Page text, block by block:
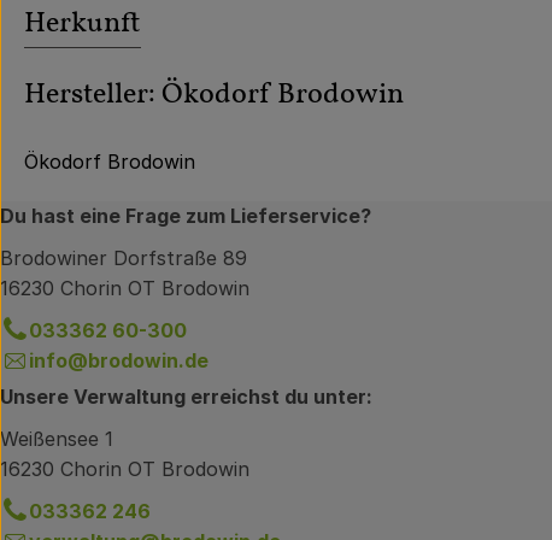
Herkunft
Hersteller: Ökodorf Brodowin
Ökodorf Brodowin
Du hast eine Frage zum Lieferservice?
Brodowiner Dorfstraße 89
16230 Chorin OT Brodowin
033362 60-300
info@brodowin.de
Unsere Verwaltung erreichst du unter:
Weißensee 1
16230 Chorin OT Brodowin
033362 246